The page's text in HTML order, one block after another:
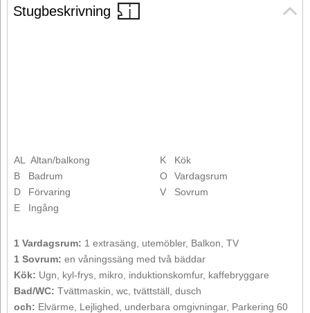
Stugbeskrivning
AL
Altan/balkong
B
Badrum
D
Förvaring
E
Ingång
K
Kök
O
Vardagsrum
V
Sovrum
1 Vardagsrum: 1 extrasäng, utemöbler, Balkon, TV
1 Sovrum: en våningssäng med två bäddar
Kök: Ugn, kyl-frys, mikro, induktionskomfur, kaffebryggare
Bad/WC: Tvättmaskin, wc, tvättställ, dusch
och: Elvärme, Lejlighed, underbara omgivningar, Parkering 60